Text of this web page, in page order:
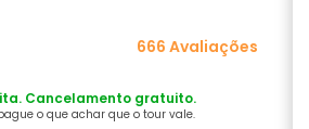
666 Avaliações
Cancelamento gratuito.
o que achar que o tour vale.